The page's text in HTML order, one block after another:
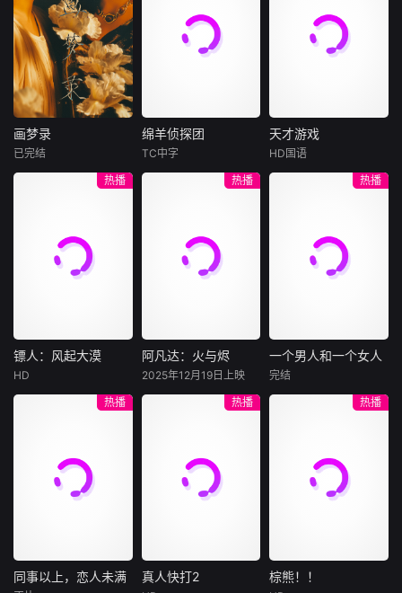
从个人感受延伸至
社会群像，深入探
寻这款当代&amp;q
uot;情绪释放器&a
mp;quot;如何一辣
解千愁。本季我们
再次出发，走遍辣
域多地，用火辣风
味串联市井日常与
人间温情，描摹国
人豁达热烈、向阳
震四方，后得八路
军指点决心投身革
命。日军欲诱杀高
千钧一发间，八路
军突袭而至全歼敌
寇，
仇”，“娘娘索命”等
一连串妖异事件，
张天盛虽被种种诡
的人为诡计，勇于
向封建传统宣战，
敢于
画梦录
许雁真，意外与身
陷危局的融汇银行
总账姜心羽产生交
将国宝名画低价卖
给外国人，许雁真
仿造名画、偷天换
的夹缝间巧妙周
旋，共历险阻，破
解重重困境。
画梦录
已完结
绵羊侦探团
（休·杰克曼饰）最
爱给羊群读侦探小
说，没想到自己有
人貌似都有犯罪动
机。警察毫无头绪
“不务正业”迈出牧
绵羊侦探团
TC中字
天才游戏
饰），被偏执富家
公子陈伦（丁禹兮
饰）选中，被迫踏
表、神秘女友全部
备齐，在陈伦的精
瞬间拥有顶配人
天才游戏
HD国语
热播
镖人：风起大漠
族等多方势力盘根
错节、暗潮涌动。
“天字第二号逃犯”
安。不料，他们的
镖人：风起大漠
HD
热播
阿凡达：火与烬
与奈蒂莉一家的命
运起伏，在前作的
情感余波之上，深
连的情感纽带的历
阿凡达：火与烬
2025年12月19日上映
热播
一个男人和一个女人
饰）飞机同时落
地，入住同一家酒
店，成为一墙之隔
陷入的困境，健
一个男人和一个女人
完结
热播
同事以上，恋人未满
同事以上，恋人未满
热播
真人快打2
真人快打2
热播
棕熊！！
棕熊！！